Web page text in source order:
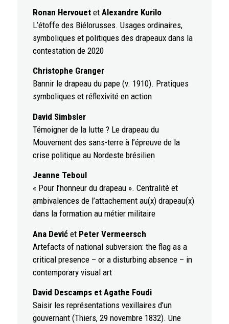
Ronan Hervouet etAlexandre Kurilo
L’étoffe des Biélorusses. Usages ordinaires,
symboliques et politiques des drapeaux dans la
contestation de 2020
Christophe Granger
Bannir le drapeau du pape (v. 1910). Pratiques
symboliques et réflexivité en action
David Simbsler
Témoigner de la lutte ? Le drapeau du
Mouvement des sans-terre à l’épreuve de la
crise politique au Nordeste brésilien
Jeanne Teboul
« Pour l’honneur du drapeau ». Centralité et
ambivalences de l’attachement au(x) drapeau(x)
dans la formation au métier militaire
Ana Dević etPeter Vermeersch
Artefacts of national subversion: the flag as a
critical presence – or a disturbing absence – in
contemporary visual art
David Descamps et Agathe Foudi
Saisir les représentations vexillaires d’un
gouvernant (Thiers, 29 novembre 1832). Une